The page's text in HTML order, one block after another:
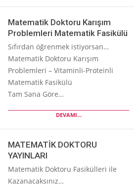
Matematik Doktoru Karışım
Problemleri Matematik Fasikülü
Sıfırdan öğrenmek istiyorsan…
Matematik Doktoru Karışım
Problemleri – Vitaminli-Proteinli
Matematik Fasikülü
Tam Sana Göre…
DEVAMI...
MATEMATİK DOKTORU
YAYINLARI
Matematik Doktoru Fasikülleri ile
Kazanacaksınız…